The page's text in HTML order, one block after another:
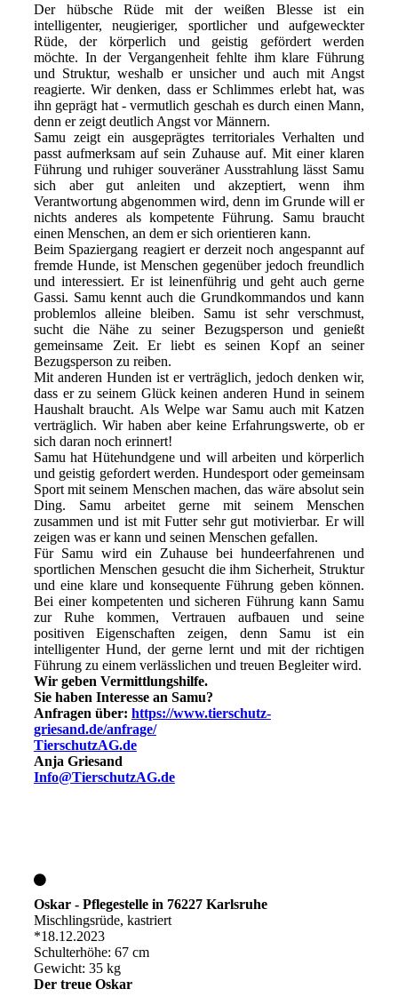
Der hübsche Rüde mit der weißen Blesse ist ein
intelligenter, neugieriger, sportlicher und aufgeweckter
Rüde, der körperlich und geistig gefördert werden
möchte. In der Vergangenheit fehlte ihm klare Führung
und Struktur, weshalb er unsicher und auch mit Angst
reagierte. Wir denken, dass er Schlimmes erlebt hat, was
ihn geprägt hat - vermutlich geschah es durch einen Mann,
denn er zeigt deutlich Angst vor Männern.
Samu zeigt ein ausgeprägtes territoriales Verhalten und
passt aufmerksam auf sein Zuhause auf. Mit einer klaren
Führung und ruhiger souveräner Ausstrahlung lässt Samu
sich aber gut anleiten und akzeptiert, wenn ihm
Verantwortung abgenommen wird, denn im Grunde will er
nichts anderes als kompetente Führung. Samu braucht
einen Menschen, an dem er sich orientieren kann.
Beim Spaziergang reagiert er derzeit noch angespannt auf
fremde Hunde, ist Menschen gegenüber jedoch freundlich
und interessiert. Er ist leinenführig und geht auch gerne
Gassi. Samu kennt auch die Grundkommandos und kann
problemlos alleine bleiben. Samu ist sehr verschmust,
sucht die Nähe zu seiner Bezugsperson und genießt
gemeinsame Zeit. Er liebt es seinen Kopf an seiner
Bezugsperson zu reiben.
Mit anderen Hunden ist er verträglich, jedoch denken wir,
dass er zu seinem Glück keinen anderen Hund in seinem
Haushalt braucht. Als Welpe war Samu auch mit Katzen
verträglich. Wir haben aber keine Erfahrungswerte, ob er
sich daran noch erinnert!
Samu hat Hütehundgene und will arbeiten und körperlich
und geistig gefordert werden. Hundesport oder gemeinsam
Sport mit seinem Menschen machen, das wäre absolut sein
Ding. Samu arbeitet gerne mit seinem Menschen
zusammen und ist mit Futter sehr gut motivierbar. Er will
zeigen was er kann und seinen Menschen gefallen.
Für Samu wird ein Zuhause bei hundeerfahrenen und
sportlichen Menschen gesucht die ihm Sicherheit, Struktur
und eine klare und konsequente Führung geben können.
Bei einer kompetenten und sicheren Führung kann Samu
zur Ruhe kommen, Vertrauen aufbauen und seine
positiven Eigenschaften zeigen, denn Samu ist ein
intelligenter Hund, der gerne lernt und mit der richtigen
Führung zu einem verlässlichen und treuen Begleiter wird.
Wir geben Vermittlungshilfe.
Sie haben Interesse an Samu?
Anfragen über: https://www.tierschutz-
griesand.de/anfrage/
TierschutzAG.de
Anja Griesand
Info@TierschutzAG.de
Oskar - Pflegestelle in 76227 Karlsruhe
Mischlingsrüde, kastriert
*18.12.2023
Schulterhöhe: 67 cm
Gewicht: 35 kg
Der treue Oskar